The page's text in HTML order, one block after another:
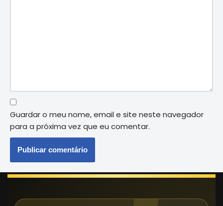
Guardar o meu nome, email e site neste navegador
para a próxima vez que eu comentar.